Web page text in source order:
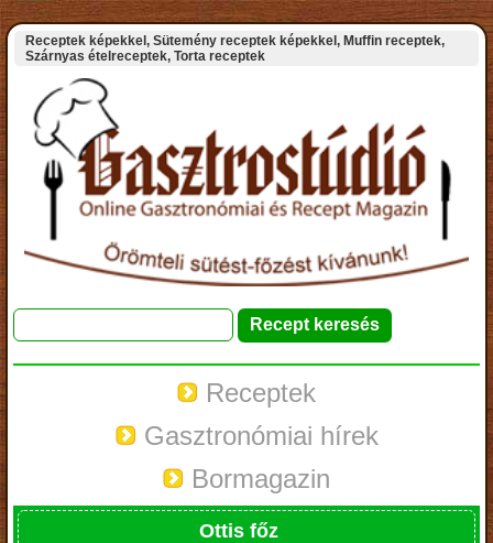
Receptek képekkel, Sütemény receptek képekkel, Muffin receptek,
Szárnyas ételreceptek, Torta receptek
Receptek
Gasztronómiai hírek
Bormagazin
Ottis főz